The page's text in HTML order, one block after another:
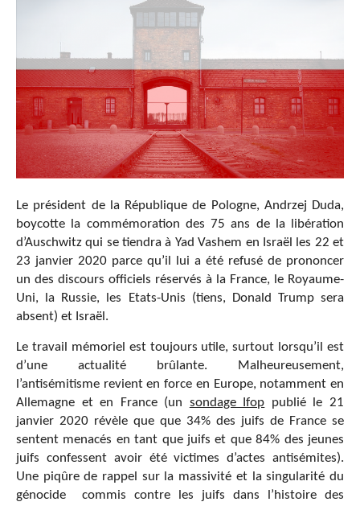
Le président de la République de Pologne, Andrzej Duda,
boycotte la commémoration des 75 ans de la libération
d’Auschwitz qui se tiendra à Yad Vashem en Israël les 22 et
23 janvier 2020 parce qu’il lui a été refusé de prononcer
un des discours officiels réservés à la France, le Royaume-
Uni, la Russie, les Etats-Unis (tiens, Donald Trump sera
absent) et Israël.
Le travail mémoriel est toujours utile, surtout lorsqu’il est
d’une actualité brûlante. Malheureusement,
l’antisémitisme revient en force en Europe, notamment en
Allemagne et en France (un sondage Ifop publié le 21
janvier 2020 révèle que que 34% des juifs de France se
sentent menacés en tant que juifs et que 84% des jeunes
juifs confessent avoir été victimes d’actes antisémites).
Une piqûre de rappel sur la massivité et la singularité du
génocide commis contre les juifs dans l’histoire des